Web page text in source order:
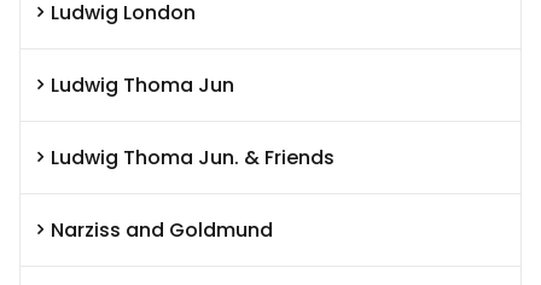
Ludwig London
Ludwig Thoma Jun
Ludwig Thoma Jun. & Friends
Narziss and Goldmund